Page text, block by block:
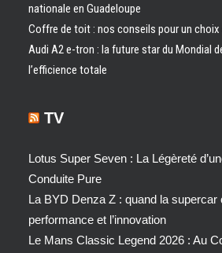
nationale en Guadeloupe
Coffre de toit : nos conseils pour un
Audi A2 e-tron : la future star du Mondial
l’efficience totale
TV
Lotus Super Seven : La Légèreté
Conduite Pure
La BYD Denza Z : quand la supercar
performance et l’innovation
Le Mans Classic Legend 2026 : Au